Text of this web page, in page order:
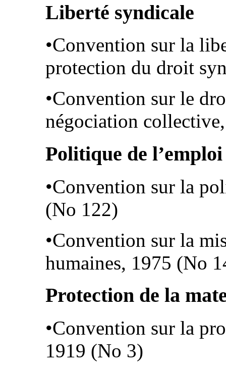
Liberté syndicale
•Convention sur la
protection du droit
•Convention sur le
négociation
Politique de l’emploi
•Convention sur la
(No 122)
•Convention sur la
humaines, 1975 (No
Protection de la
•Convention sur la
1919 (No 3)